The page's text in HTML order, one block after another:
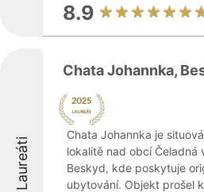
8.9
Laureáti
Chata Johannka,
Chata Johannka je
lokalitě nad obcí Čeladná
Beskyd, kde poskytuje
ubytování. Objekt prošel